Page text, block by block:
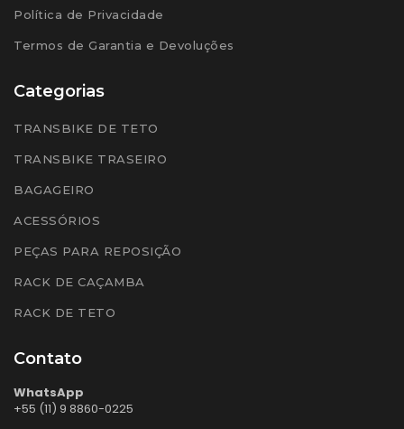
Política de Privacidade
Termos de Garantia e Devoluções
Categorias
TRANSBIKE DE TETO
TRANSBIKE TRASEIRO
BAGAGEIRO
ACESSÓRIOS
PEÇAS PARA REPOSIÇÃO
RACK DE CAÇAMBA
RACK DE TETO
Contato
WhatsApp
+55 (11) 9 8860-0225